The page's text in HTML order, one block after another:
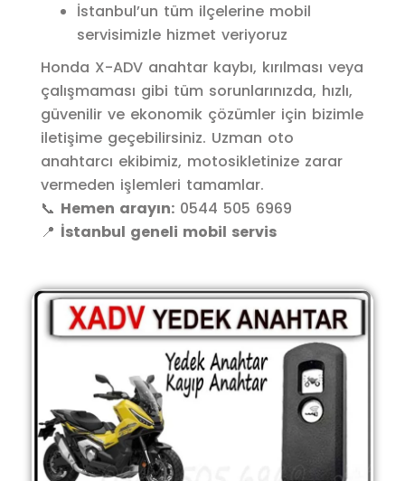
İstanbul’un tüm ilçelerine mobil
servisimizle hizmet veriyoruz
Honda X-ADV anahtar kaybı, kırılması veya
çalışmaması gibi tüm sorunlarınızda, hızlı,
güvenilir ve ekonomik çözümler için bizimle
iletişime geçebilirsiniz. Uzman oto
anahtarcı ekibimiz, motosikletinize zarar
vermeden işlemleri tamamlar.
📞 Hemen arayın: 0544 505 6969
📍 İstanbul geneli mobil servis